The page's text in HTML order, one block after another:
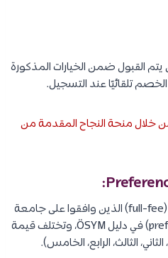
القبول ضمن الخيارات المذكورة
من خلال منحة النجاح المقدمة من
منحة تقرّ لطلاب التسجيل الكامل (full-fee) الذين وافقوا على جامعة
Üsküdar من اختياراتهم (preferences) في دليل ÖSYM، وتختلف قيمة
الثالث، الرابع، الخامس).